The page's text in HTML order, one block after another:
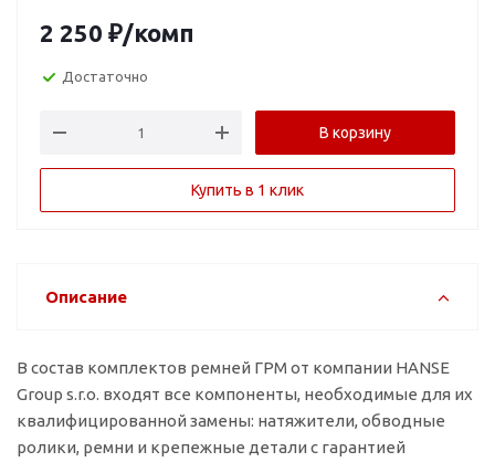
2 250 ₽/комп
Достаточно
В корзину
Купить в 1 клик
Описание
В состав комплектов ремней ГРМ от компании HANSE
Group s.r.o. входят все компоненты, необходимые для их
квалифицированной замены: натяжители, обводные
ролики, ремни и крепежные детали с гарантией